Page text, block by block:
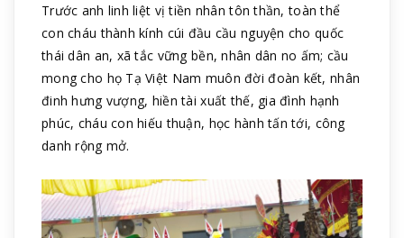
Trước anh linh liệt vị tiền nhân tôn thần, toàn thể
con cháu thành kính cúi đầu cầu nguyện cho quốc
thái dân an, xã tắc vững bền, nhân dân no ấm; cầu
mong cho họ Tạ Việt Nam muôn đời đoàn kết, nhân
đinh hưng vượng, hiền tài xuất thế, gia đình hạnh
phúc, cháu con hiếu thuận, học hành tấn tới, công
danh rộng mở.